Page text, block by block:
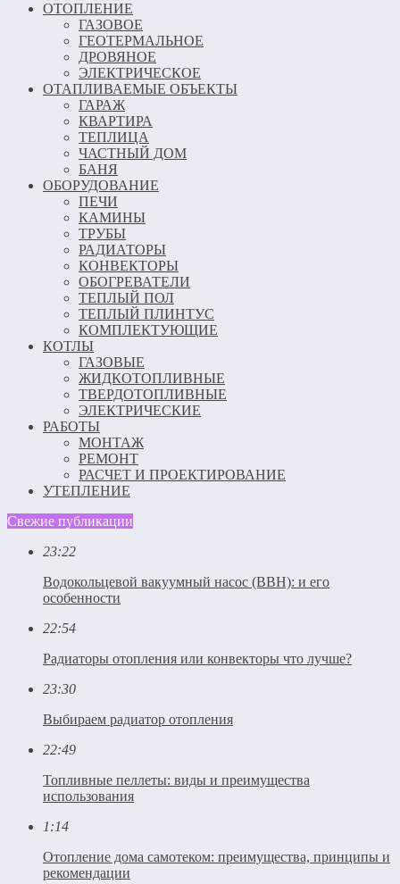
ОТОПЛЕНИЕ
ГАЗОВОЕ
ГЕОТЕРМАЛЬНОЕ
ДРОВЯНОЕ
ЭЛЕКТРИЧЕСКОЕ
ОТАПЛИВАЕМЫЕ ОБЪЕКТЫ
ГАРАЖ
КВАРТИРА
ТЕПЛИЦА
ЧАСТНЫЙ ДОМ
БАНЯ
ОБОРУДОВАНИЕ
ПЕЧИ
КАМИНЫ
ТРУБЫ
РАДИАТОРЫ
КОНВЕКТОРЫ
ОБОГРЕВАТЕЛИ
ТЕПЛЫЙ ПОЛ
ТЕПЛЫЙ ПЛИНТУС
КОМПЛЕКТУЮЩИЕ
КОТЛЫ
ГАЗОВЫЕ
ЖИДКОТОПЛИВНЫЕ
ТВЕРДОТОПЛИВНЫЕ
ЭЛЕКТРИЧЕСКИЕ
РАБОТЫ
МОНТАЖ
РЕМОНТ
РАСЧЕТ И ПРОЕКТИРОВАНИЕ
УТЕПЛЕНИЕ
Свежие публикации
23:22
Водокольцевой вакуумный насос (ВВН): и его
особенности
22:54
Радиаторы отопления или конвекторы что лучше?
23:30
Выбираем радиатор отопления
22:49
Топливные пеллеты: виды и преимущества
использования
1:14
Отопление дома самотеком: преимущества, принципы и
рекомендации